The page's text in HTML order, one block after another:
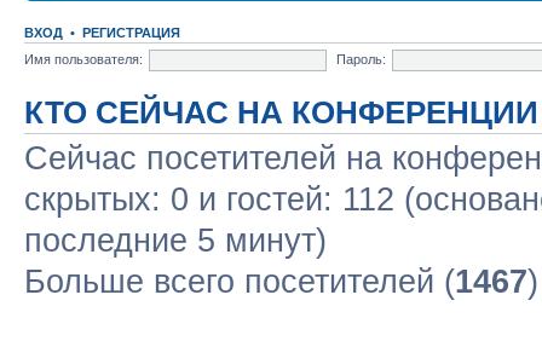
ВХОД • РЕГИСТРАЦИЯ
Имя пользователя:
Пароль:
КТО СЕЙЧАС НА КОНФЕРЕНЦИИ
Сейчас посетителей на
скрытых: 0 и гостей: 112
последние 5 минут)
Больше всего посетителей (1467